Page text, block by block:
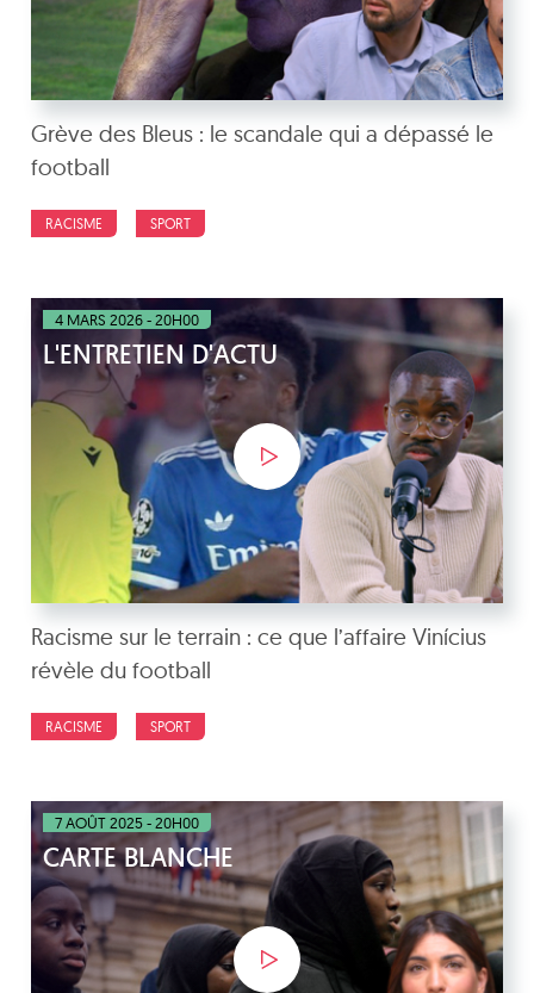
Grève des Bleus : le scandale qui a dépassé le
football
RACISME SPORT
4 MARS 2026 - 20H00
L'ENTRETIEN D'ACTU
Racisme sur le terrain : ce que l’affaire Vinícius
révèle du football
RACISME SPORT
7 AOÛT 2025 - 20H00
CARTE BLANCHE